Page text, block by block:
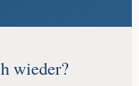
wieder?